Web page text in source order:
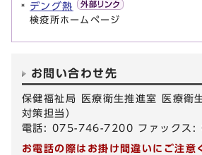
デング熱
検疫所ホームページ
お問い合わせ先
保健福祉局 医療衛生推進室 医療衛
対策担当）
電話: 075-746-7200 ファックス
お電話の際はお掛け間違いにご注意